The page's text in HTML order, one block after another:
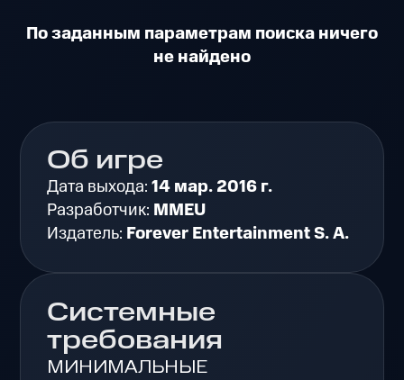
По заданным параметрам поиска ничего
не найдено
Об игре
Дата выхода:14 мар. 2016 г.
Разработчик: MMEU
Издатель: Forever Entertainment S. A.
Системные
требования
МИНИМАЛЬНЫЕ